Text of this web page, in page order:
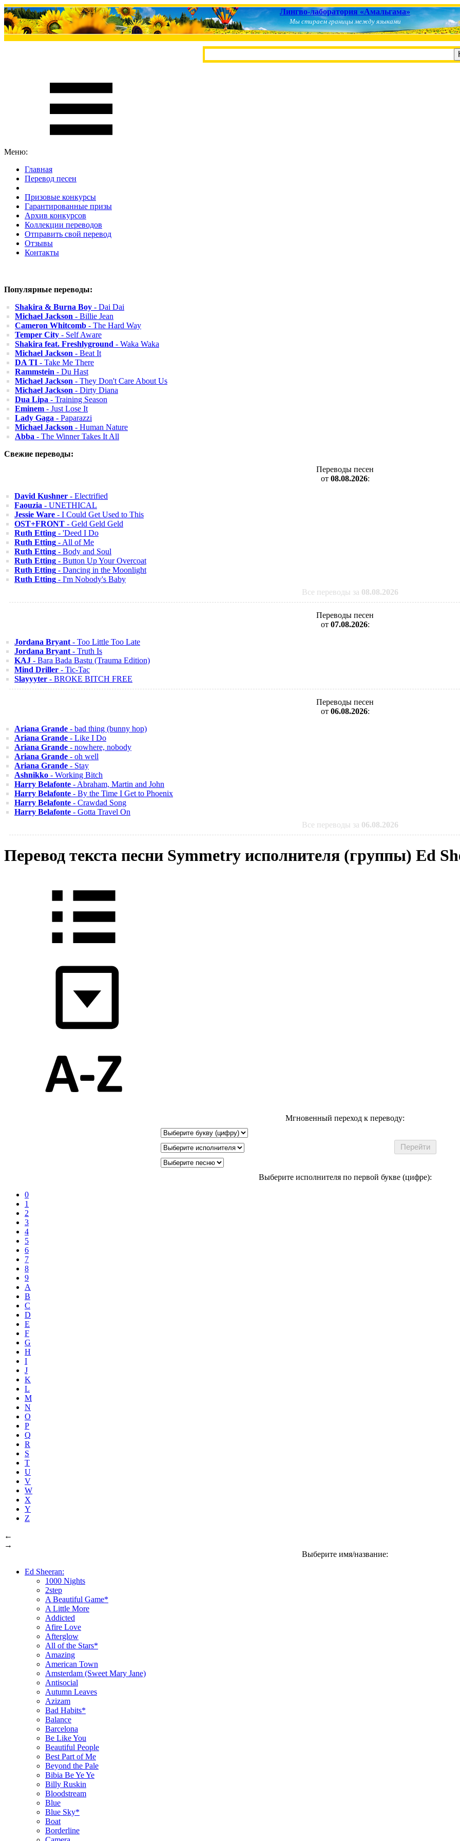
Лингво-лаборатория «Амальгама»
Мы стираем границы между языками
Меню:
Главная
Перевод песен
Призовые конкурсы
Гарантированные призы
Архив конкурсов
Коллекции переводов
Отправить свой перевод
Отзывы
Контакты
Популярные переводы:
Shakira & Burna Boy - Dai Dai
Michael Jackson - Billie Jean
Cameron Whitcomb - The Hard Way
Temper City - Self Aware
Shakira feat. Freshlyground - Waka Waka
Michael Jackson - Beat It
DA TI - Take Me There
Rammstein - Du Hast
Michael Jackson - They Don't Care About Us
Michael Jackson - Dirty Diana
Dua Lipa - Training Season
Eminem - Just Lose It
Lady Gaga - Paparazzi
Michael Jackson - Human Nature
Abba - The Winner Takes It All
Свежие переводы:
Переводы песен
от 08.08.2026:
David Kushner - Electrified
Faouzia - UNETHICAL
Jessie Ware - I Could Get Used to This
OST+FRONT - Geld Geld Geld
Ruth Etting - 'Deed I Do
Ruth Etting - All of Me
Ruth Etting - Body and Soul
Ruth Etting - Button Up Your Overcoat
Ruth Etting - Dancing in the Moonlight
Ruth Etting - I'm Nobody's Baby
Все переводы за 08.08.2026
Переводы песен
от 07.08.2026:
Jordana Bryant - Too Little Too Late
Jordana Bryant - Truth Is
KAJ - Bara Bada Bastu (Trauma Edition)
Mind Driller - Tic-Tac
Slayyyter - BROKE BITCH FREE
Переводы песен
от 06.08.2026:
Ariana Grande - bad thing (bunny hop)
Ariana Grande - Like I Do
Ariana Grande - nowhere, nobody
Ariana Grande - oh well
Ariana Grande - Stay
Ashnikko - Working Bitch
Harry Belafonte - Abraham, Martin and John
Harry Belafonte - By the Time I Get to Phoenix
Harry Belafonte - Crawdad Song
Harry Belafonte - Gotta Travel On
Все переводы за 06.08.2026
Перевод текста песни Symmetry исполнителя (группы) Ed
Мгновенный переход к переводу:
Выберите исполнителя по первой букве (цифре):
0
1
2
3
4
5
6
7
8
9
A
B
C
D
E
F
G
H
I
J
K
L
M
N
O
P
Q
R
S
T
U
V
W
X
Y
Z
←
→
Выберите имя/название:
Ed Sheeran:
1000 Nights
2step
A Beautiful Game*
A Little More
Addicted
Afire Love
Afterglow
All of the Stars*
Amazing
American Town
Amsterdam (Sweet Mary Jane)
Antisocial
Autumn Leaves
Azizam
Bad Habits*
Balance
Barcelona
Be Like You
Beautiful People
Best Part of Me
Beyond the Pale
Bibia Be Ye Ye
Billy Ruskin
Bloodstream
Blue
Blue Sky*
Boat
Borderline